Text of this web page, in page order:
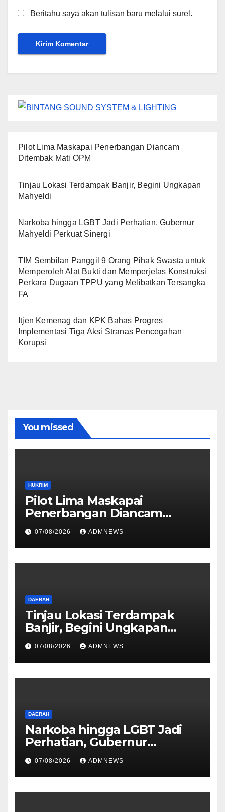
Beritahu saya akan tulisan baru melalui surel.
Pilot Lima Maskapai Penerbangan Diancam
Ditembak Mati OPM
Tinjau Lokasi Terdampak Banjir, Begini Ungkapan
Mahyeldi
Narkoba hingga LGBT Jadi Perhatian, Gubernur
Mahyeldi Perkuat Sinergi
TIM Sembilan Panggil 9 Orang Pihak Swasta untuk
Memperoleh Alat Bukti dan Memperjelas Konstruksi
Perkara Dugaan TPPU yang Melibatkan Tersangka
FA
Itjen Kemenag dan KPK Bahas Progres
Implementasi Tiga Aksi Stranas Pencegahan
Korupsi
You missed
HUKRIM
Pilot Lima Maskapai
Penerbangan Diancam
Ditembak Mati OPM
07/08/2026 ADMNEWS
DAERAH
Tinjau Lokasi Terdampak
Banjir, Begini Ungkapan
Mahyeldi
07/08/2026 ADMNEWS
DAERAH
Narkoba hingga LGBT Jadi
Perhatian, Gubernur
Mahyeldi Perkuat Sinergi
07/08/2026 ADMNEWS